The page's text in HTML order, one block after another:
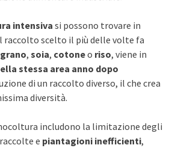
intensivasi possono trovare in
scelto il più delle volte fa
grano, soia, cotoneo riso, viene in
stessa area anno dopo
di un raccolto diverso, il che crea
diversità.
includono la limitazione degli
e piantagioni inefficienti,